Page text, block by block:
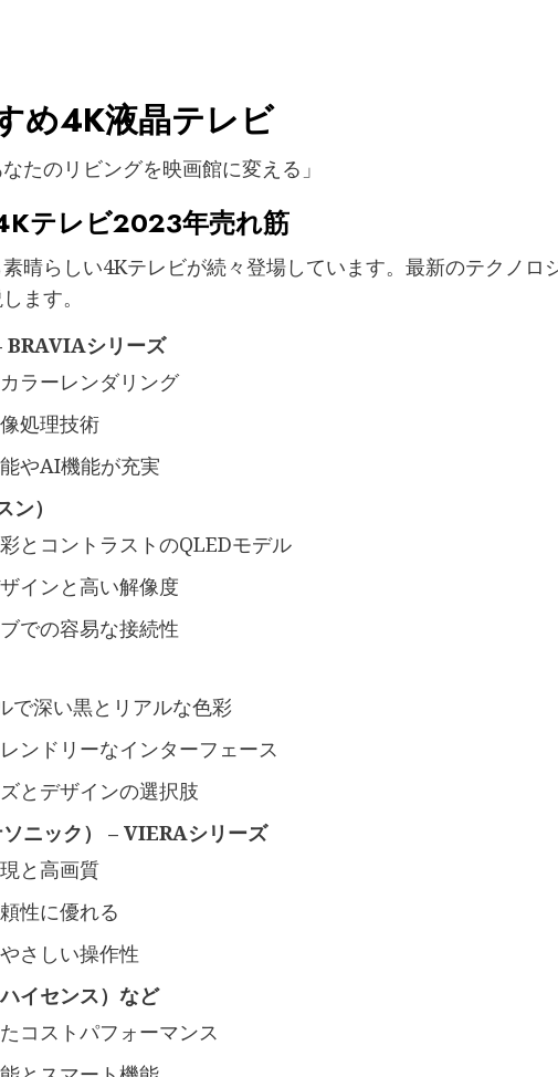
め4K液晶テレビ
たのリビングを映画館に変える」
テレビ2023年売れ筋
晴らしい4Kテレビが続々登場しています。最新のテクノロ
ます。
BRAVIAシリーズ
ラーレンダリング
処理技術
やAI機能が充実
）
とコントラストのQLEDモデル
インと高い解像度
での容易な接続性
で深い黒とリアルな色彩
ンドリーなインターフェース
とデザインの選択肢
ニック） – VIERAシリーズ
と高画質
性に優れる
さしい操作性
イセンス）など
コストパフォーマンス